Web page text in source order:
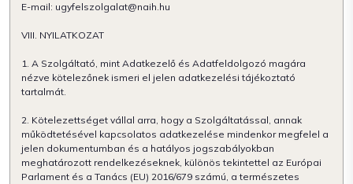
E-mail: ugyfelszolgalat@naih.hu
VIII. NYILATKOZAT
1. A Szolgáltató, mint Adatkezelő és Adatfeldolgozó magára
nézve kötelezőnek ismeri el jelen adatkezelési tájékoztató
tartalmát.
2. Kötelezettséget vállal arra, hogy a Szolgáltatással, annak
működtetésével kapcsolatos adatkezelése mindenkor megfelel a
jelen dokumentumban és a hatályos jogszabályokban
meghatározott rendelkezéseknek, különös tekintettel az Európai
Parlament és a Tanács (EU) 2016/679 számú, a természetes